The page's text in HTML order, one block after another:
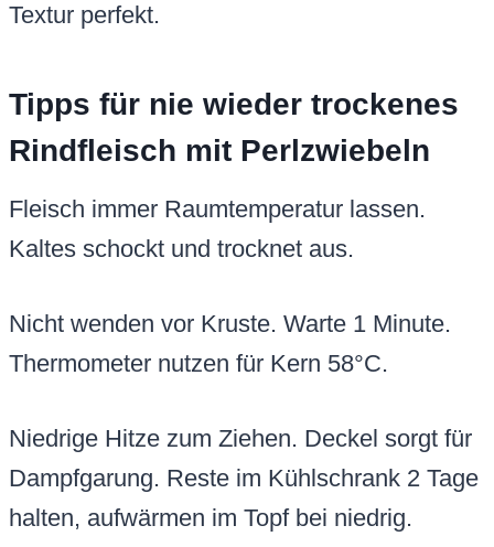
Textur perfekt.
Tipps für nie wieder trockenes
Rindfleisch mit Perlzwiebeln
Fleisch immer Raumtemperatur lassen.
Kaltes schockt und trocknet aus.
Nicht wenden vor Kruste. Warte 1 Minute.
Thermometer nutzen für Kern 58°C.
Niedrige Hitze zum Ziehen. Deckel sorgt für
Dampfgarung. Reste im Kühlschrank 2 Tage
halten, aufwärmen im Topf bei niedrig.